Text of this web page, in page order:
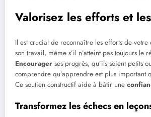
Valorisez les efforts et
Il est crucial de reconnaître les efforts de votre
son travail, même s’il n’atteint pas toujours le
Encourager ses progrès, qu’ils soient petits
comprendre qu’apprendre est plus important
Ce soutien constructif aide à bâtir une
Transformez les échecs en